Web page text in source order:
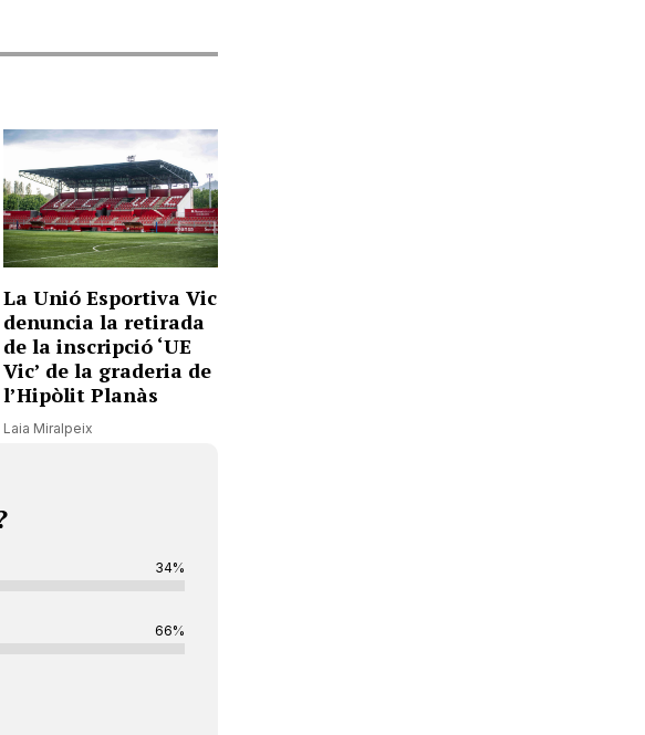
La Unió Esportiva Vic
denuncia la retirada
de la inscripció ‘UE
Vic’ de la graderia de
l’Hipòlit Planàs
Laia Miralpeix
34%
66%